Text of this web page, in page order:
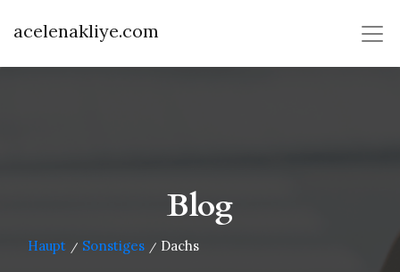
acelenakliye.com
Blog
Haupt / Sonstiges / Dachs